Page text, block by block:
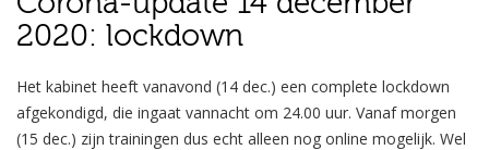
2020: lockdown
Het kabinet heeft vanavond (14 dec.) een complete lockdown
afgekondigd, die ingaat vannacht om 24.00 uur. Vanaf morgen
(15 dec.) zijn trainingen dus echt alleen nog online mogelijk. Wel